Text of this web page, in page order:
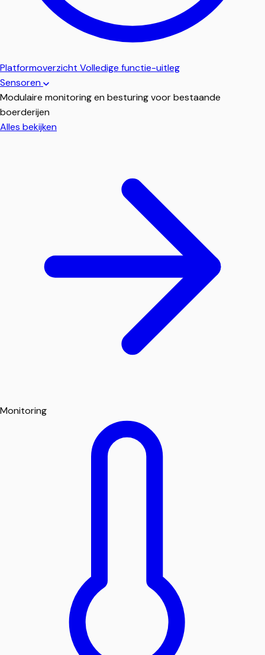
Platformoverzicht Volledige functie-uitleg
Sensoren
Modulaire monitoring en besturing voor bestaande
boerderijen
Alles bekijken
Monitoring